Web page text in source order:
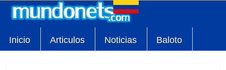
Inicio Articulos Noticias Baloto